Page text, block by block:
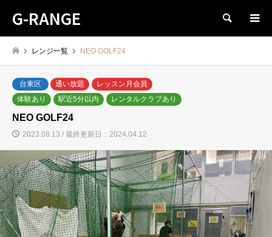
G-RANGE 検索
レンジ一覧 NEO GOLF24
台東区 通い放題
レッスン月会員
体験あり
駅近5分以内 レンタルクラブあり
NEO GOLF24
2023.08.13 / 最終更新日：2024.04.12